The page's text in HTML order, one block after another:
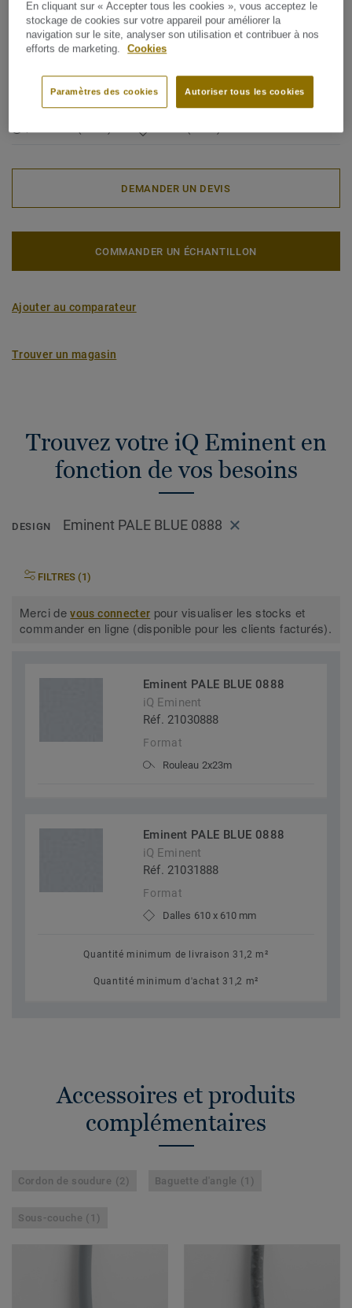
Classe d'usage commerciale:34 Circulation très intense
Classe d'usage industrielle:
Classification UPEC:U4 P3 E2/3 C2
DEMANDER UN DEVIS
COMMANDER UN ÉCHANTILLON
Ajouter au comparateur
Trouver un magasin
Trouvez votre iQ Eminent en
fonction de vos besoins
DESIGN Eminent PALE BLUE 0888
FILTRES (1)
Merci devous connecter pour visualiser les stocks et
commander en ligne (disponible pour les clients facturés).
Eminent PALE BLUE 0888
iQ Eminent
Réf. 21030888
Format
Rouleau 2x23m
Eminent PALE BLUE 0888
iQ Eminent
Réf. 21031888
Format
Dalles 610 x 610 mm
Quantité minimum de livraison 31,2 m²
Quantité minimum d'achat 31,2 m²
Accessoires et produits
complémentaires
Cordon de soudure (2) Baguette d'angle (1)
Sous-couche (1)
En cliquant sur « Accepter tous les cookies », vous acceptez le
stockage de cookies sur votre appareil pour améliorer la
navigation sur le site, analyser son utilisation et contribuer à nos
efforts de marketing.
Cookies
Autoriser tous les cookies
Paramètres des cookies